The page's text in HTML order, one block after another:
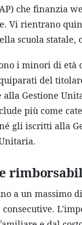
che finanzia
Vi rientrano
scuola statale,
i minori di età
del
Gestione
più come
gli iscritti alla
a un massimo